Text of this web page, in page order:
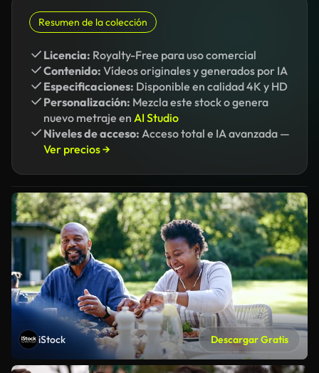
Resumen de la colección
Licencia: Royalty-Free para uso comercial
Contenido: Vídeos originales y generados por IA
Especificaciones: Disponible en calidad 4K y HD
Personalización: Mezcla este stock o genera
nuevo metraje en AI Studio
Niveles de acceso: Acceso total e IA avanzada —
Ver precios →
iStock Descargar Gratis